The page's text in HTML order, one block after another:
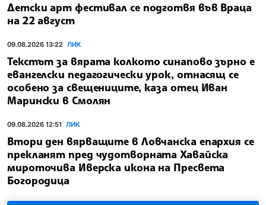
Детски арт фестивал се подготвя във Враца
на 22 август
09.08.2026 13:22 ЛИК
Текстът за вярата колкото синапово зърно е
евангелски педагогически урок, отнасящ се
особено за свещениците, каза отец Иван
Марински в Смолян
09.08.2026 12:51 ЛИК
Втори ден вярващите в Ловчанска епархия се
прекланят пред чудотворната Хавайска
мироточива Иверска икона на Пресвета
Богородица